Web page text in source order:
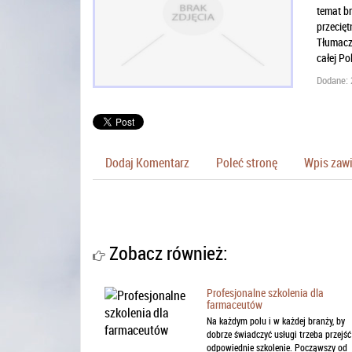
temat
całej
Dodane:
Dodaj Komentarz Poleć stronę Wpis
Zobacz również:
Profesjonalne szkolenia dla
farmaceutów
Na każdym polu i w każdej branży, by
dobrze świadczyć usługi trzeba przejść
odpowiednie szkolenie. Począwszy od